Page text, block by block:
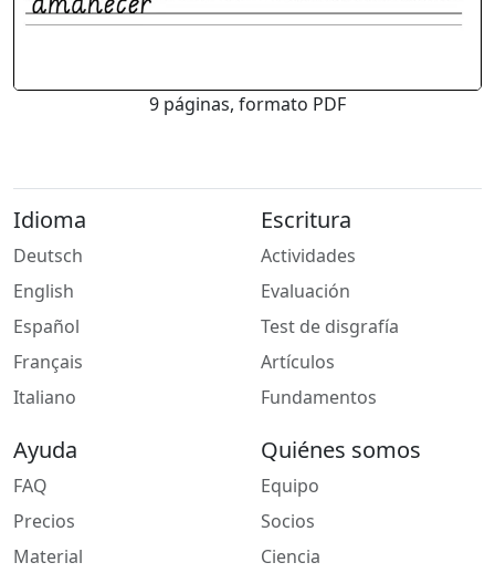
9 páginas, formato PDF
Idioma
Deutsch
English
Español
Français
Italiano
Escritura
Actividades
Evaluación
Test de disgrafía
Artículos
Fundamentos
Ayuda
FAQ
Precios
Material
Quiénes somos
Equipo
Socios
Ciencia